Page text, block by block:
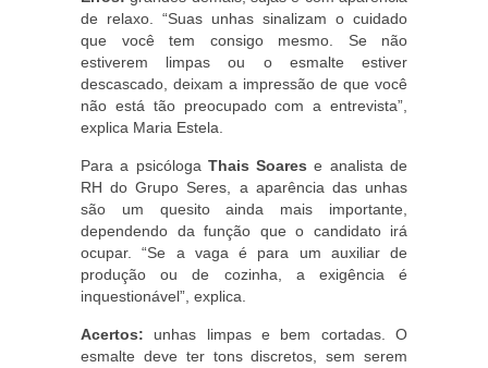
de relaxo. “Suas unhas sinalizam o cuidado
que você tem consigo mesmo. Se não
estiverem limpas ou o esmalte estiver
descascado, deixam a impressão de que você
não está tão preocupado com a entrevista”,
explica Maria Estela.
Para a psicóloga Thais Soares e analista de
RH do Grupo Seres, a aparência das unhas
são um quesito ainda mais importante,
dependendo da função que o candidato irá
ocupar. “Se a vaga é para um auxiliar de
produção ou de cozinha, a exigência é
inquestionável”, explica.
Acertos: unhas limpas e bem cortadas. O
esmalte deve ter tons discretos, sem serem